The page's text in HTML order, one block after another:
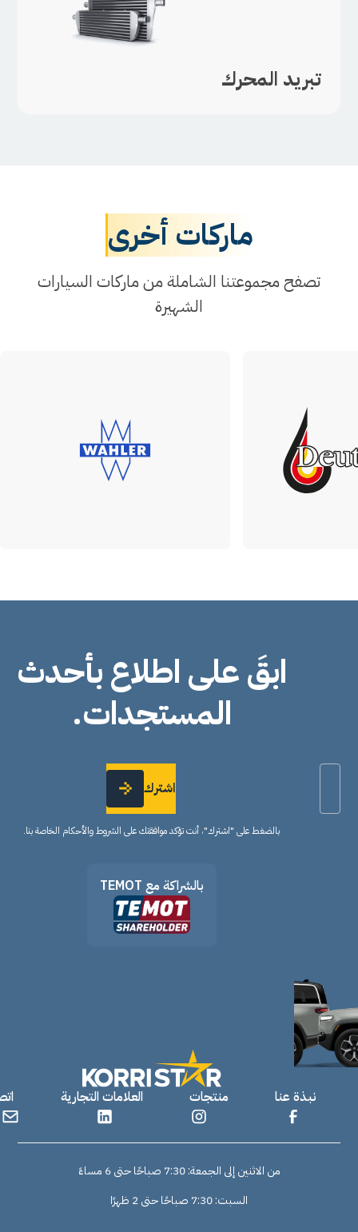
تبريد المحرك
ماركات أخرى
تصفح مجموعتنا الشاملة من ماركات السيارات
الشهيرة
ابقَ على اطلاع بأحدث
المستجدات.
اشترك
بالضغط على "اشترك"، أنت تؤكد موافقتك على الشروط والأحكام الخاصة بنا.
بالشراكة مع TEMOT
نبذة عنا منتجات العلامات التجارية
من الاثنين إلى الجمعة: 7:30 صباحًا حتى 6 مساءً
السبت: 7:30 صباحًا حتى 2 ظهرًا